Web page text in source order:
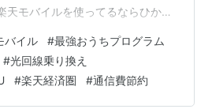
天モバイルを使ってるならひかり
ルもまだの方は社員紹介リンクか
もらえます🎁セット割と合わせ
もらえる申込ページへ 📶 楽天
ン・戸建) 楽天モバイルが提供す
バイル #最強おうちプログラム
#光回線乗り換え
#楽天経済圏 #通信費節約